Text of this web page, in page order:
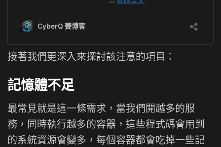
接著我們更深入來探討該注意的項目：
記憶體不足
最常見就是這一條需求，當我們開越多的服
務，同時執行越多的容器，這些程式碼會用到
的系統資源會變多，每個容器都會吃掉一些記